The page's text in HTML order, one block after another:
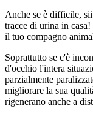
Anche se è difficile,
tracce di urina in
il tuo compagno
Soprattutto se c'è
d'occhio l'intera
parzialmente
migliorare la sua
rigenerano anche a